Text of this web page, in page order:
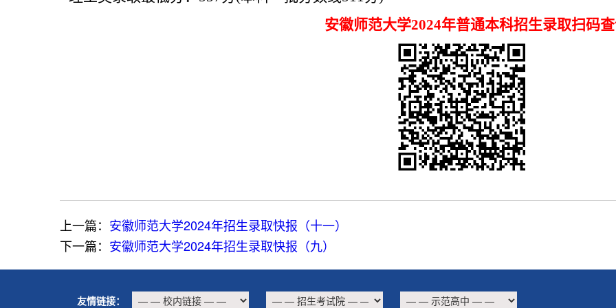
安徽师范大学2024年普通本科招生录取扫码
上一篇： 安徽师范大学2024年招生录取快报（十一）
下一篇： 安徽师范大学2024年招生录取快报（九）
友情链接：